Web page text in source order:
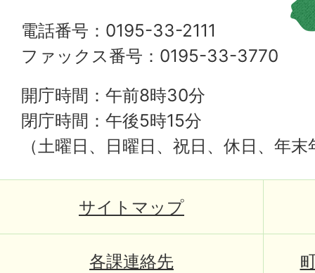
電話番号：0195-33-2111
ファックス番号：0195-33-3770
開庁時間：午前8時30分
閉庁時間：午後5時15分
（土曜日、日曜日、祝日、休日、年
サイトマップ
各課連絡先